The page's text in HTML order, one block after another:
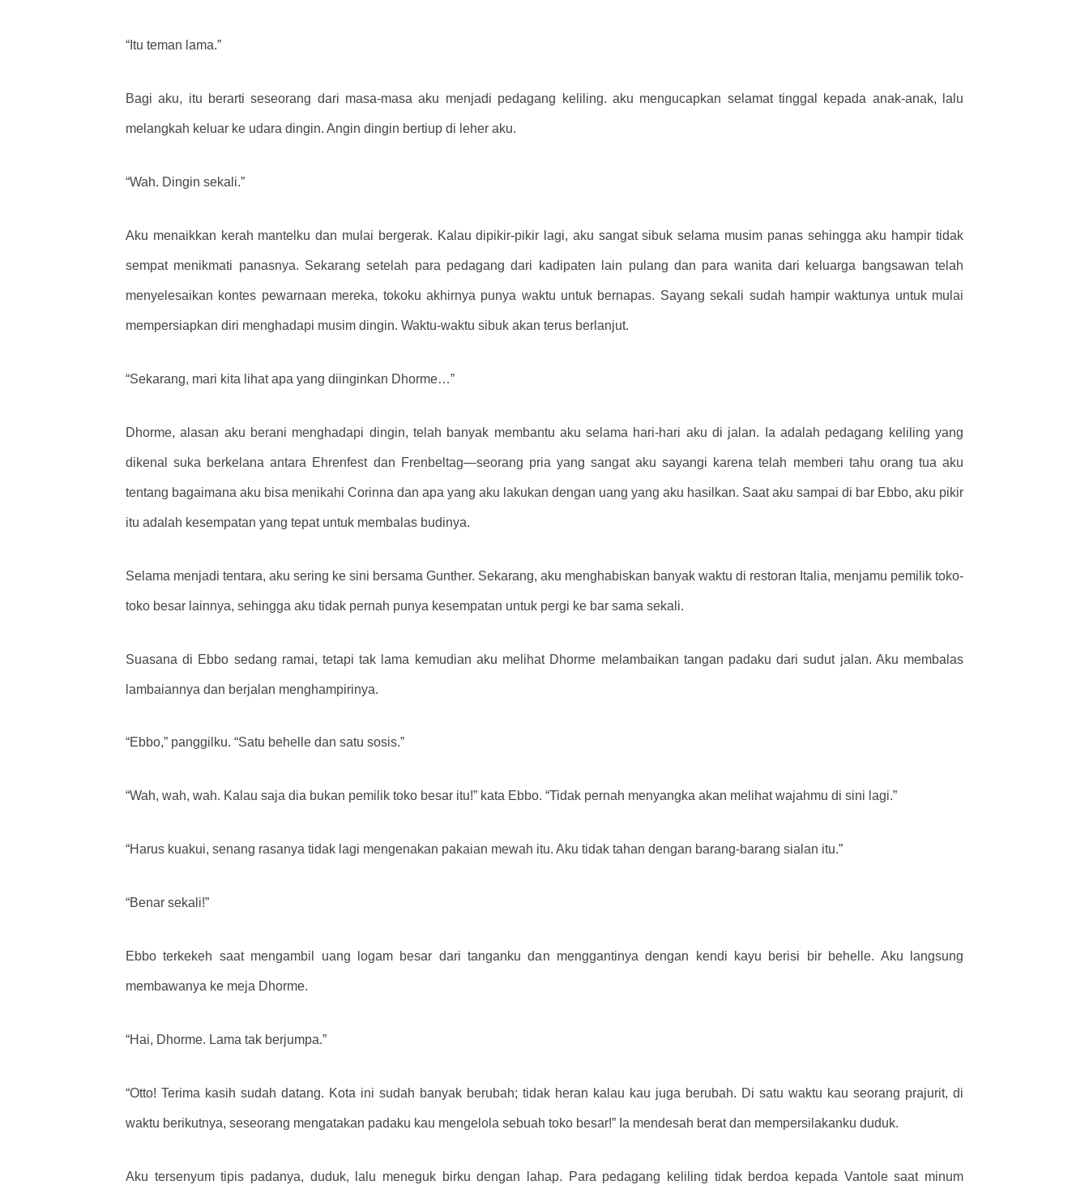
“Itu teman lama.”
Bagi aku, itu berarti seseorang dari masa-masa aku menjadi pedagang keliling. aku mengucapkan selamat tinggal kepada anak-anak, lalu
melangkah keluar ke udara dingin. Angin dingin bertiup di leher aku.
“Wah. Dingin sekali.”
Aku menaikkan kerah mantelku dan mulai bergerak. Kalau dipikir-pikir lagi, aku sangat sibuk selama musim panas sehingga aku hampir tidak
sempat menikmati panasnya. Sekarang setelah para pedagang dari kadipaten lain pulang dan para wanita dari keluarga bangsawan telah
menyelesaikan kontes pewarnaan mereka, tokoku akhirnya punya waktu untuk bernapas. Sayang sekali sudah hampir waktunya untuk mulai
mempersiapkan diri menghadapi musim dingin. Waktu-waktu sibuk akan terus berlanjut.
“Sekarang, mari kita lihat apa yang diinginkan Dhorme…”
Dhorme, alasan aku berani menghadapi dingin, telah banyak membantu aku selama hari-hari aku di jalan. Ia adalah pedagang keliling yang
dikenal suka berkelana antara Ehrenfest dan Frenbeltag—seorang pria yang sangat aku sayangi karena telah memberi tahu orang tua aku
tentang bagaimana aku bisa menikahi Corinna dan apa yang aku lakukan dengan uang yang aku hasilkan. Saat aku sampai di bar Ebbo, aku pikir
itu adalah kesempatan yang tepat untuk membalas budinya.
Selama menjadi tentara, aku sering ke sini bersama Gunther. Sekarang, aku menghabiskan banyak waktu di restoran Italia, menjamu pemilik toko-
toko besar lainnya, sehingga aku tidak pernah punya kesempatan untuk pergi ke bar sama sekali.
Suasana di Ebbo sedang ramai, tetapi tak lama kemudian aku melihat Dhorme melambaikan tangan padaku dari sudut jalan. Aku membalas
lambaiannya dan berjalan menghampirinya.
“Ebbo,” panggilku. “Satu behelle dan satu sosis.”
“Wah, wah, wah. Kalau saja dia bukan pemilik toko besar itu!” kata Ebbo. “Tidak pernah menyangka akan melihat wajahmu di sini lagi.”
“Harus kuakui, senang rasanya tidak lagi mengenakan pakaian mewah itu. Aku tidak tahan dengan barang-barang sialan itu.”
“Benar sekali!”
Ebbo terkekeh saat mengambil uang logam besar dari tanganku dan menggantinya dengan kendi kayu berisi bir behelle. Aku langsung
membawanya ke meja Dhorme.
“Hai, Dhorme. Lama tak berjumpa.”
“Otto! Terima kasih sudah datang. Kota ini sudah banyak berubah; tidak heran kalau kau juga berubah. Di satu waktu kau seorang prajurit, di
waktu berikutnya, seseorang mengatakan padaku kau mengelola sebuah toko besar!” Ia mendesah berat dan mempersilakanku duduk.
Aku tersenyum tipis padanya, duduk, lalu meneguk birku dengan lahap. Para pedagang keliling tidak berdoa kepada Vantole saat minum